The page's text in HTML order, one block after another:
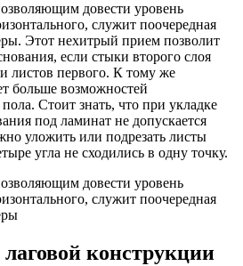
довести уровень
служит поочередная
Этот нехитрый прием позволит
если стыки второго слоя
листов первого. К тому же
больше возможностей
Стоит знать, что при укладке
под ламинат не допускается
уложить или подрезать листы
угла не сходились в одну точку.
довести уровень
служит поочередная
конструкции